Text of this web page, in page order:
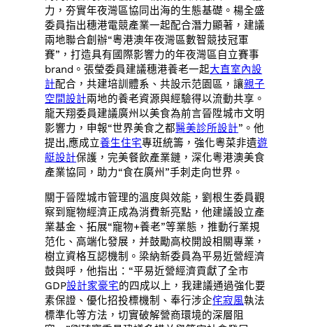
力，夯實年夜灣區協同出海的生態基礎。楊全盛
委員指出穗港電競產業一起配合潛力顯著，建議
兩地聯合創辦“粵港澳年夜灣區數智競技冠軍
賽”，打造具有國際影響力的年夜灣區自立賽事
brand。張瑩委員建議穗港養老一起大直室內設
計配合，共建培訓體系、共設示范園區，讓親子
空間設計兩地的養老資源與經驗得以流動共享。
龍天翔委員建議廣州以美食為前言晉陞城市文明
影響力，申報“世界美食之都醫美診所設計”。他
提出,應成立養生住宅專班統籌，強化粵菜非遺遊
艇設計保護，完美餐飲產業鏈，深化粵港澳美食
產業協同，助力“食在廣州”手刺走向世界。
關于晉陞城市管理的溫度與效能，劉根生委員觀
察到寵物經濟正成為消費新亮點，他建議設立產
業基金、拓展“寵物+養老”等業態，推動行業規
范化、高端化發展，并鼓勵高校開設相關專業，
樹立資格互認機制。梁納新委員為平易近營經濟
鼓與呼，他指出：“平易近營經濟貢獻了全市
GDP設計家豪宅的四成以上，我建議通過強化要
素保證、優化招投標機制、奉行涉企侘寂風執法
標準化等方法，切實破解營商環境的深層阻